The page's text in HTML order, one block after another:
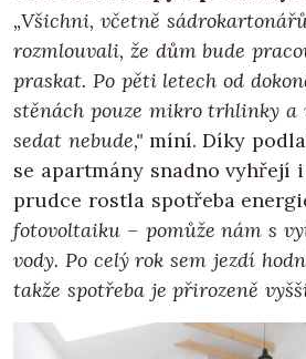
„Všichni, včetně
rozmlouvali, že dům bude
praskat. Po pěti letech od
stěnách pouze mikro trhlinky a
sedat nebude,"míní. Díky
se apartmány snadno vyhřejí
prudce rostla spotřeba
fotovoltaiku – pomůže nám s
vody. Po celý rok sem jezdí
takže spotřeba je přirozeně